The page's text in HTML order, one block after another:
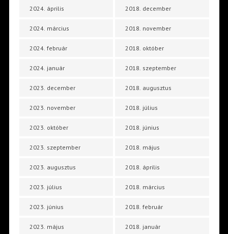
2024. április
2024. március
2024. február
2024. január
2023. december
2023. november
2023. október
2023. szeptember
2023. augusztus
2023. július
2023. június
2023. május
2018. december
2018. november
2018. október
2018. szeptember
2018. augusztus
2018. július
2018. június
2018. május
2018. április
2018. március
2018. február
2018. január